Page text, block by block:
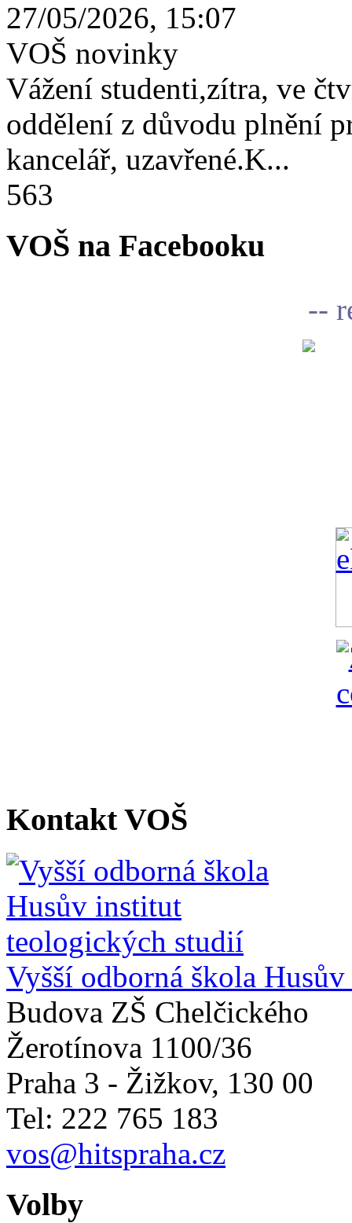
27/05/2026, 15:07
VOŠ novinky
Vážení studenti,zítra, ve
oddělení z důvodu plnění
kancelář, uzavřené.K...
563
VOŠ na Facebooku
--
Kontakt VOŠ
Vyšší odborná škola
Budova ZŠ Chelčického
Žerotínova 1100/36
Praha 3 - Žižkov, 130 00
Tel: 222 765 183
vos@hitspraha.cz
Volby